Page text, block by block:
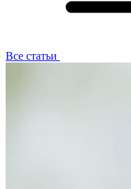
Все статьи